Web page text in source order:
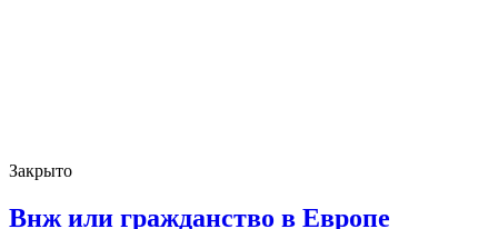
Закрыто
Внж или гражданство в Европе